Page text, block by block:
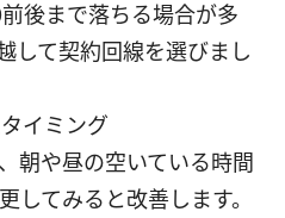
後まで落ちる場合が多
して契約回線を選びまし
イミング
朝や昼の空いている時間
してみると改善します。